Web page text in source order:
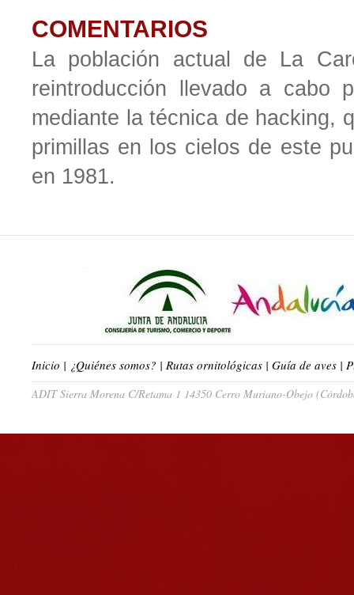
COMENTARIOS
La población actual de La
reintroducción llevado a cabo
mediante la técnica de hacking,
primillas en los cielos de este
en 1981.
Inicio | ¿Quiénes somos? | Rutas ornitológicas | Guía de aves |
ADIT Sierra Morena C/Retama 1 14350 Cerro Muriano-Obejo